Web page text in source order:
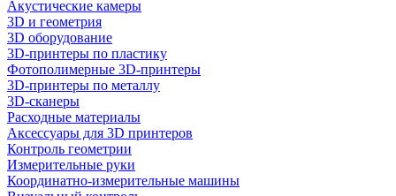
Акустические камеры
3D и геометрия
3D оборудование
3D-принтеры по пластику
Фотополимерные 3D-принтеры
3D-принтеры по металлу
3D-сканеры
Расходные материалы
Аксессуары для 3D принтеров
Контроль геометрии
Измерительные руки
Координатно-измерительные машины